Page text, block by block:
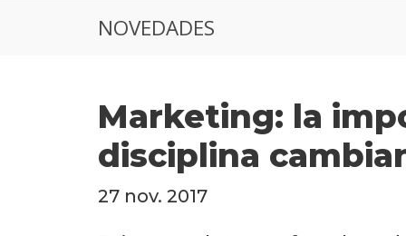
NOVEDADES
Marketing: la
disciplina
27 nov. 2017